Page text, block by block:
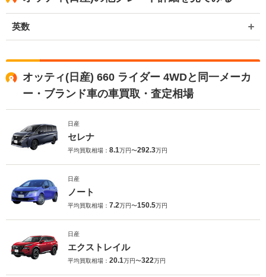
英数
オッティ(日産) 660 ライダー 4WDと同一メーカ
ー・ブランド車の車買取・査定相場
日産
セレナ
平均買取相場： 8.1万円〜292.3万円
日産
ノート
平均買取相場： 7.2万円〜150.5万円
日産
エクストレイル
平均買取相場： 20.1万円〜322万円